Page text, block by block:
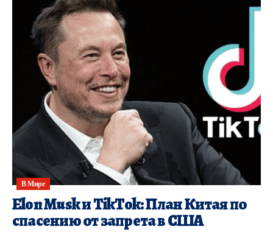
В Мире
Elon Musk и TikTok: План Китая по
спасению от запрета в США